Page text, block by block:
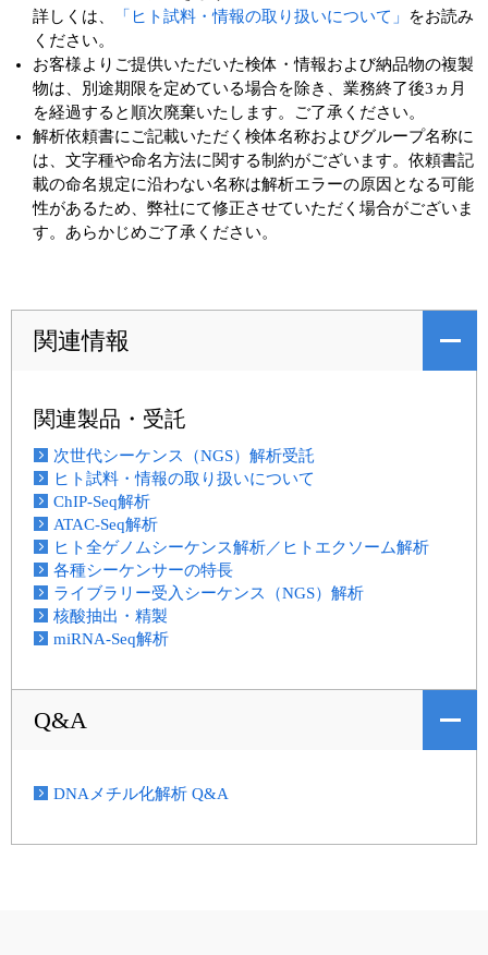
詳しくは、
「ヒト試料・情報の取り扱いについて」
をお読み
ください。
お客様よりご提供いただいた検体・情報および納品物の複製
物は、別途期限を定めている場合を除き、業務終了後3ヵ月
を経過すると順次廃棄いたします。ご了承ください。
解析依頼書にご記載いただく検体名称およびグループ名称に
は、文字種や命名方法に関する制約がございます。依頼書記
載の命名規定に沿わない名称は解析エラーの原因となる可能
性があるため、弊社にて修正させていただく場合がございま
す。あらかじめご了承ください。
関連情報
関連製品・受託
次世代シーケンス（NGS）解析受託
ヒト試料・情報の取り扱いについて
ChIP-Seq解析
ATAC-Seq解析
ヒト全ゲノムシーケンス解析／ヒトエクソーム解析
各種シーケンサーの特長
ライブラリー受入シーケンス（NGS）解析
核酸抽出・精製
miRNA-Seq解析
Q&A
DNAメチル化解析 Q&A